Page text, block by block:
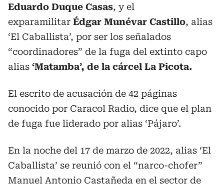
Eduardo Duque Casas, y el
exparamilitar Édgar Munévar Castillo, alias
‘El Caballista’, por ser los señalados
“coordinadores” de la fuga del extinto capo
alias ‘Matamba’, de la cárcel La Picota.
El escrito de acusación de 42 páginas
conocido por Caracol Radio, dice que el plan
de fuga fue liderado por alias ‘Pájaro’.
En la noche del 17 de marzo de 2022, alias ‘El
Caballista’ se reunió con el “narco-chofer”
Manuel Antonio Castañeda en el sector de